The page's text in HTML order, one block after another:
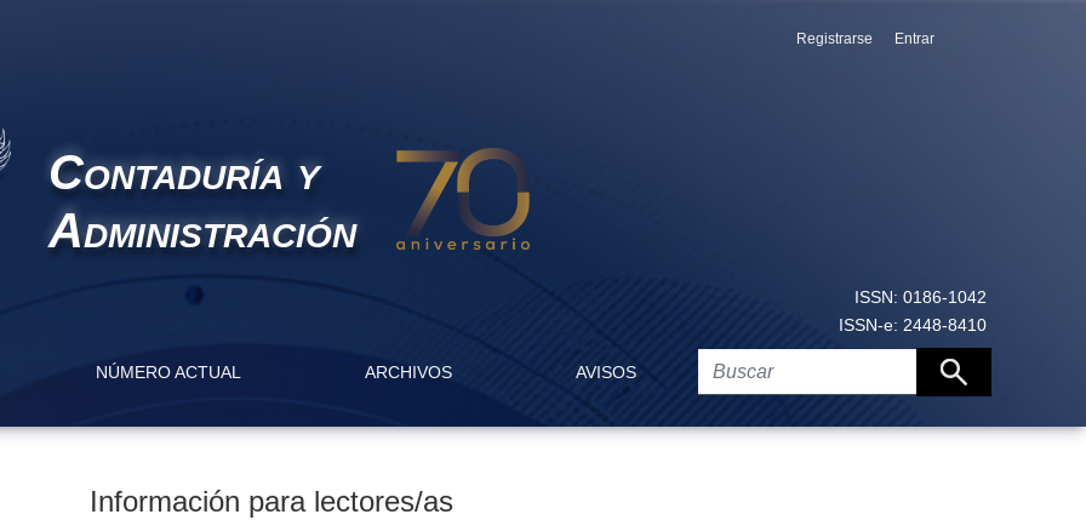
ISSN: 0186-1042
ISSN-e: 2448-8410
Contaduría y
Administración
NÚMERO ACTUAL ARCHIVOS AVISOS
Registrarse Entrar
Información para lectores/as